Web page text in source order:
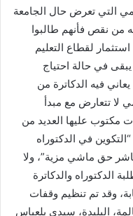
التي تعرض حال الجامعة
من نقص فأنهم طالبوا
لقطاع التعليم
يبقى في حالة احتياج
فيه الدكاترة من
لا تتعارض مع مبدأ
مكتوب عليها العديد من
في الدكتوراه
حق ماشي مزية”، ولا
الدكتوراه والدكاترة
وقد تم تنظيم وقفات
البليدة، سيدي بلعباس